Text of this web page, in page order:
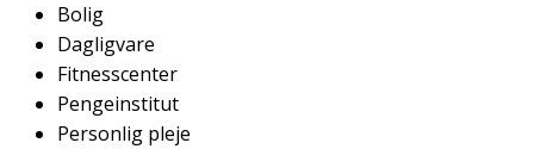
Bolig
Dagligvare
Fitnesscenter
Pengeinstitut
Personlig pleje